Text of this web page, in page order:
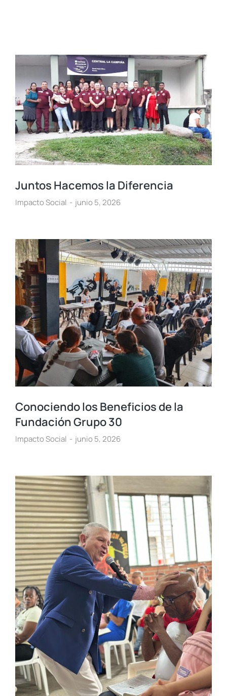
Juntos Hacemos la Diferencia
Impacto Social junio 5, 2026
Conociendo los Beneficios de la
Fundación Grupo 30
Impacto Social junio 5, 2026